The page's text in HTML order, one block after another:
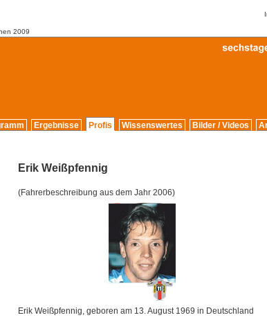
2009
Ergebnisse Profis Wissenswertes Bilder / Videos
Erik Weißpfennig
(Fahrerbeschreibung aus dem Jahr 2006)
Erik Weißpfennig, geboren am 13. August 1969 in Deutschland